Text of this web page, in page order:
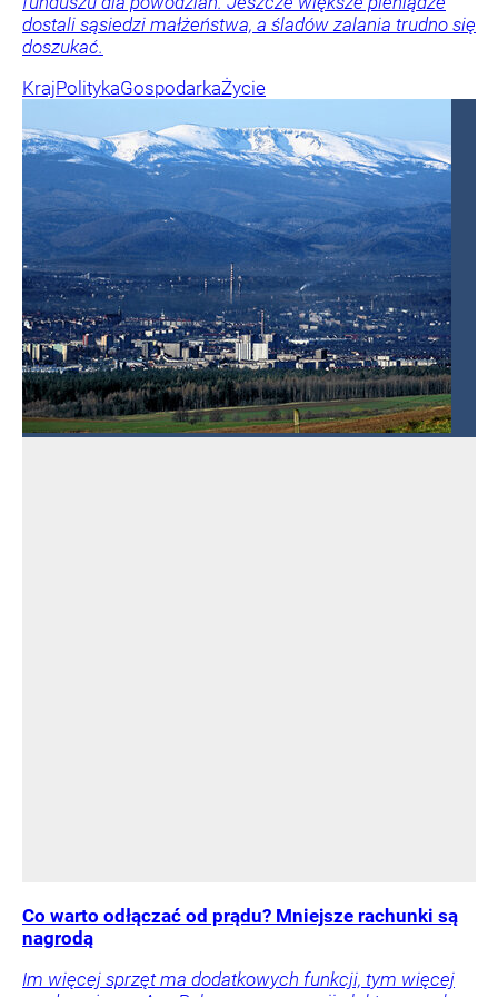
dostali sąsiedzi małżeństwa, a śladów zalania trudno się
doszukać.
KrajPolitykaGospodarkaŻycie
Co warto odłączać od prądu? Mniejsze rachunki są
nagrodą
Im więcej sprzęt ma dodatkowych funkcji, tym więcej